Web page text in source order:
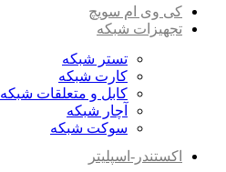
کی وی ام سویچ
تجهیزات شبکه
تستر شبکه
کارت شبکه
کابل و متعلقات شبکه
آچار شبکه
سوکت شبکه
اکستندر-اسپلیتر